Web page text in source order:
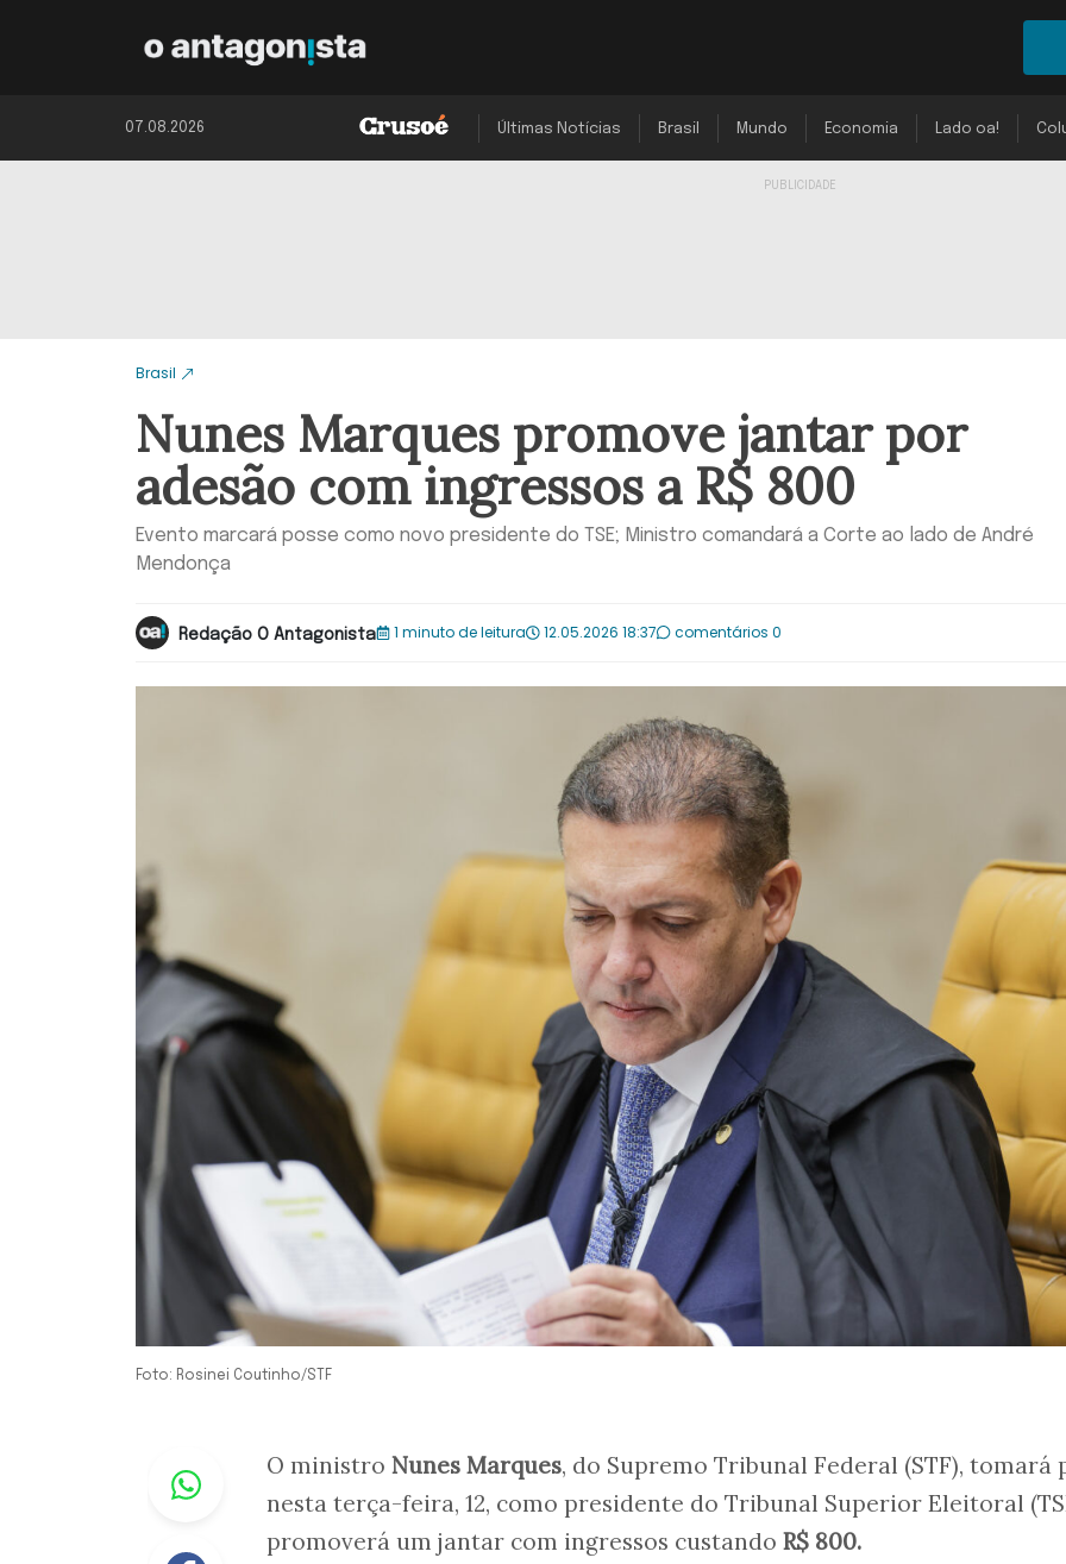
07.08.2026 Últimas Notícias Brasil Mundo Economia Lado oa!
Brasil
Nunes Marques promove jantar por
adesão com ingressos a R$ 800
Evento marcará posse como novo presidente do TSE; Ministro comandará a Corte ao lado de André
Mendonça
Redação O Antagonista 1 minuto de leitura 12.05.2026 18:37 comentários 0
Foto: Rosinei Coutinho/STF
Whastapp
Facebook
O ministro Nunes Marques, do Supremo Tribunal Federal (STF), tomará
nesta terça-feira, 12, como presidente do Tribunal Superior Eleitoral
promoverá um jantar com ingressos custando R$ 800.